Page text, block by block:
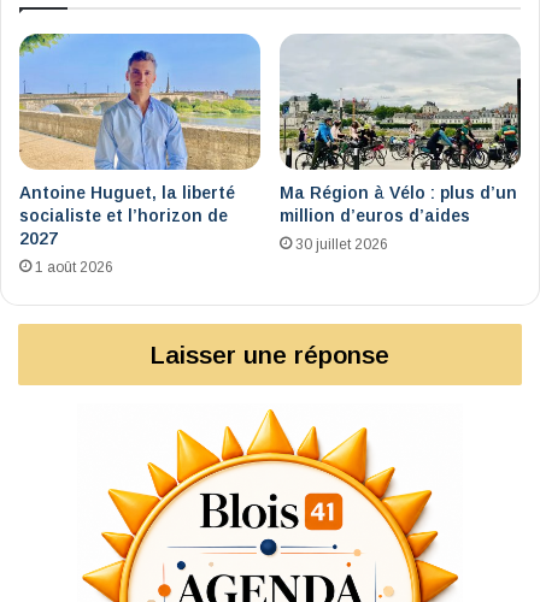
Antoine Huguet, la liberté
socialiste et l’horizon de
2027
1 août 2026
Ma Région à Vélo : plus d’un
million d’euros d’aides
30 juillet 2026
Laisser une réponse